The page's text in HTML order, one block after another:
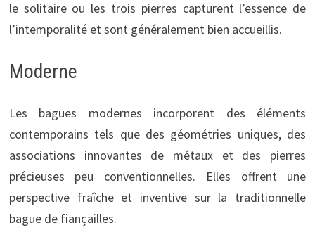
le solitaire ou les trois pierres capturent l’essence de
l’intemporalité et sont généralement bien accueillis.
Moderne
Les bagues modernes incorporent des éléments
contemporains tels que des géométries uniques, des
associations innovantes de métaux et des pierres
précieuses peu conventionnelles. Elles offrent une
perspective fraîche et inventive sur la traditionnelle
bague de fiançailles.